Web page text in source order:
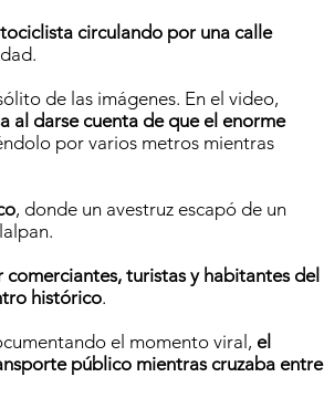
circulando por una calle
de las imágenes. En el video,
al darse cuenta de que el enorme
por varios metros mientras
, donde un avestruz escapó de un
comerciantes, turistas y habitantes del
histórico.
el momento viral, el
público mientras cruzaba entre